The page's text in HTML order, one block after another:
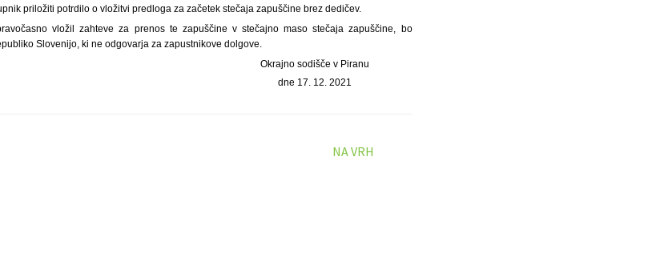
priložiti potrdilo o vložitvi predloga za začetek stečaja zapuščine brez dedičev.
vložil zahteve za prenos te zapuščine v stečajno maso stečaja zapuščine, bo
Slovenijo, ki ne odgovarja za zapustnikove dolgove.
Okrajno sodišče v Piranu
dne 17. 12. 2021
NA VRH